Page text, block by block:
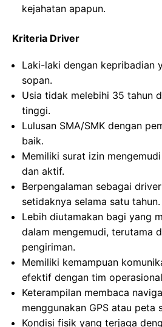
kejahatan apapun.
Kriteria Driver
Laki-laki dengan kepribadian
sopan.
Usia tidak melebihi 35 tahun
tinggi.
Lulusan SMA/SMK dengan
baik.
Memiliki surat izin
dan aktif.
Berpengalaman sebagai
setidaknya selama satu tahun.
Lebih diutamakan bagi yang
dalam mengemudi, terutama
pengiriman.
Memiliki kemampuan
efektif dengan tim
Keterampilan membaca
menggunakan GPS atau peta
Kondisi fisik yang terjaga